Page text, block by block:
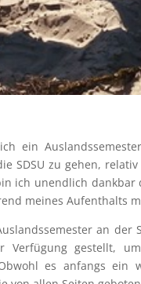
ein
SDSU zu gehen,
ich unendlich
meines Aufenthalts
an
gestellt,
es anfangs